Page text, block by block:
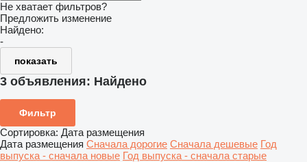
Не хватает фильтров?
Предложить изменение
Найдено:
-
показать
3 объявления: Найдено
Фильтр
Сортировка: Дата размещения
Дата размещения Сначала дорогие Сначала дешевые Год
выпуска - сначала новые Год выпуска - сначала старые